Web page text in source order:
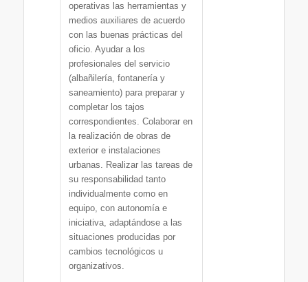
operativas las herramientas y
medios auxiliares de acuerdo
con las buenas prácticas del
oficio. Ayudar a los
profesionales del servicio
(albañilería, fontanería y
saneamiento) para preparar y
completar los tajos
correspondientes. Colaborar en
la realización de obras de
exterior e instalaciones
urbanas. Realizar las tareas de
su responsabilidad tanto
individualmente como en
equipo, con autonomía e
iniciativa, adaptándose a las
situaciones producidas por
cambios tecnológicos u
organizativos.